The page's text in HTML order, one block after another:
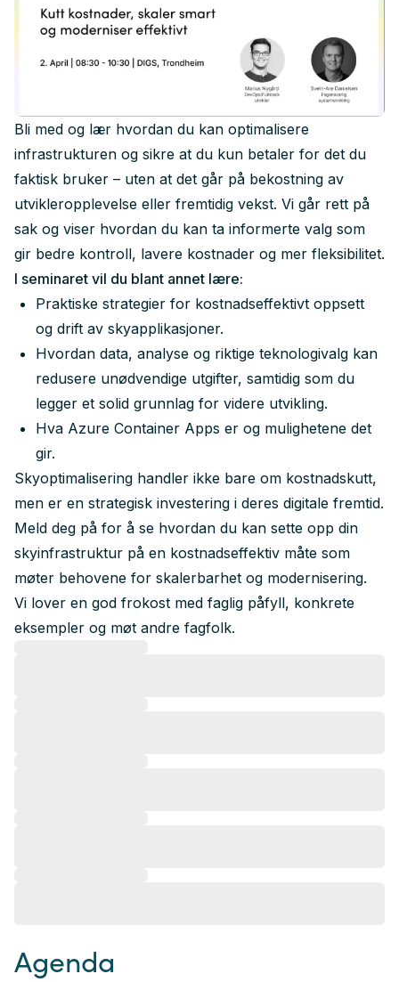
Bli med og lær hvordan du kan optimalisere
infrastrukturen og sikre at du kun betaler for det du
faktisk bruker – uten at det går på bekostning av
utvikleropplevelse eller fremtidig vekst. Vi går rett på
sak og viser hvordan du kan ta informerte valg som
gir bedre kontroll, lavere kostnader og mer fleksibilitet.
I seminaret vil du blant annet lære:
Praktiske strategier for kostnadseffektivt oppsett
og drift av skyapplikasjoner.
Hvordan data, analyse og riktige teknologivalg kan
redusere unødvendige utgifter, samtidig som du
legger et solid grunnlag for videre utvikling.
Hva Azure Container Apps er og mulighetene det
gir.
Skyoptimalisering handler ikke bare om kostnadskutt,
men er en strategisk investering i deres digitale fremtid.
Meld deg på for å se hvordan du kan sette opp din
skyinfrastruktur på en kostnadseffektiv måte som
møter behovene for skalerbarhet og modernisering.
Vi lover en god frokost med faglig påfyll, konkrete
eksempler og møt andre fagfolk.
Agenda